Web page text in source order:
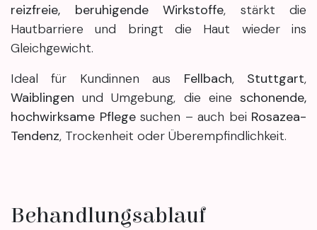
reizfreie, beruhigende Wirkstoffe, stärkt die
Hautbarriere und bringt die Haut wieder ins
Gleichgewicht.
Ideal für Kundinnen aus Fellbach, Stuttgart,
Waiblingen und Umgebung, die eine schonende,
hochwirksame Pflegesuchen – auch bei Rosazea-
Tendenz, Trockenheit oder Überempfindlichkeit.
Behandlungsablauf